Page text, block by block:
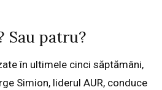
Sau patru?
în ultimele cinci săptămâni,
Simion, liderul AUR, conduce